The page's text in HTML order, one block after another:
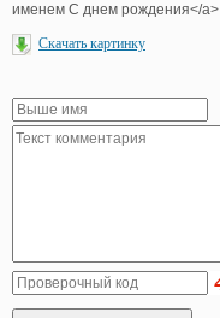
именем С днем рождения</a>
Скачать картинку